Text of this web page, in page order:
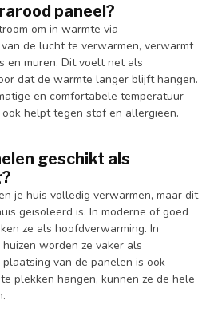
paneel?
om in warmte via
de lucht te verwarmen, verwarmt
en muren. Dit voelt net als
dat de warmte langer blijft hangen.
en comfortabele temperatuur
helpt tegen stof en allergieën.
geschikt als
je huis volledig verwarmen, maar dit
geïsoleerd is. In moderne of goed
ze als hoofdverwarming. In
worden ze vaker als
van de panelen is ook
plekken hangen, kunnen ze de hele